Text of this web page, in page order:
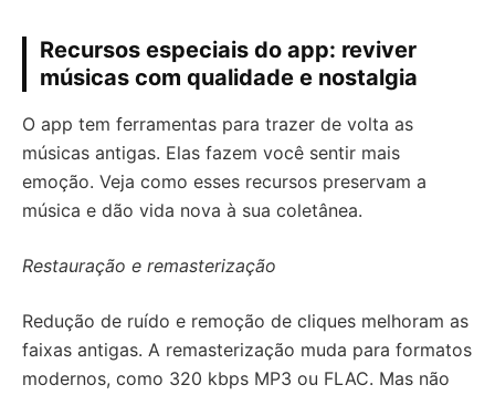
Recursos especiais do app: reviver
músicas com qualidade e nostalgia
O app tem ferramentas para trazer de volta as
músicas antigas. Elas fazem você sentir mais
emoção. Veja como esses recursos preservam a
música e dão vida nova à sua coletânea.
Restauração e remasterização
Redução de ruído e remoção de cliques melhoram as
faixas antigas. A remasterização muda para formatos
modernos, como 320 kbps MP3 ou FLAC. Mas não